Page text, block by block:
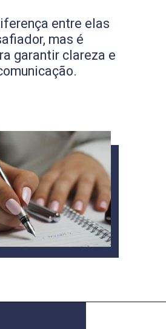
entre elas
mas é
garantir clareza e